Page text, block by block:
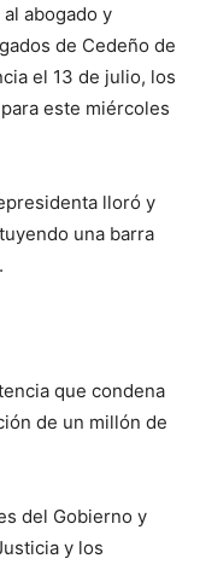
abogado y
de Cedeño de
el 13 de julio, los
este miércoles
lloró y
una barra
que condena
de un millón de
del Gobierno y
y los